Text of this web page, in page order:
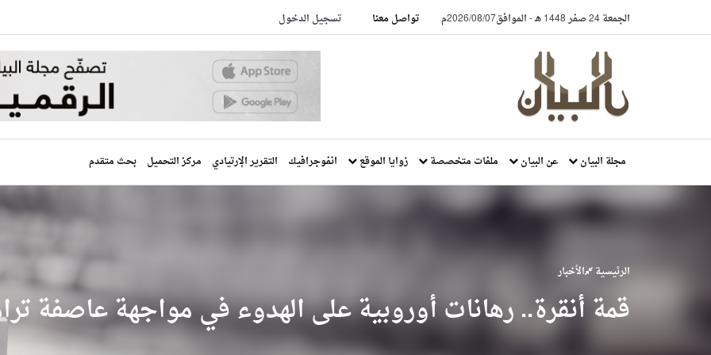
الجمعة 24 صفر 1448 هـ -الموافق2026/08/07م تواصل معنا تسجيل الدخول
مجلة البيان عن البيان ملفات متخصصة زوايا الموقع انفوجرافيك التقرير الإرتيادي مركز التحميل بحث متقدم
الرئيسية الأخبار
قمة أنقرة.. رهانات أوروبية على الهدوء في مواجهة عاصفة